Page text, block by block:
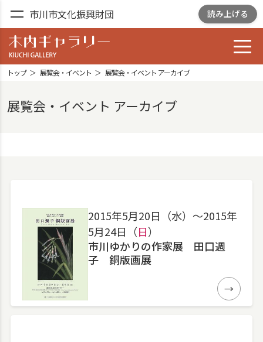
市川市文化振興財団 読み上げる
YOSHIZAWA GARDEN
トップ 展覧会・イベント 展覧会・イベント アーカイブ
展覧会・イベント アーカイブ
2015年5月20日（水）〜2015年
5月24日（日）
市川ゆかりの作家展 田口週
子 銅版画展
詳細